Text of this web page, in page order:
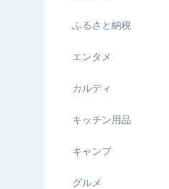
ふるさと納税
エンタメ
カルディ
キッチン用品
キャンプ
グルメ